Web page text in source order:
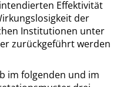
Effektivität
der
Institutionen unter
zurückgeführt werden
im folgenden und im